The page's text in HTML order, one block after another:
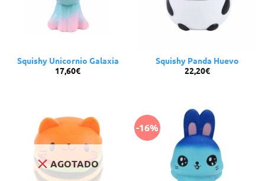
Squishy Unicornio Galaxia
17,60€
Squishy Panda Huevo
22,20€
AGOTADO
-16%